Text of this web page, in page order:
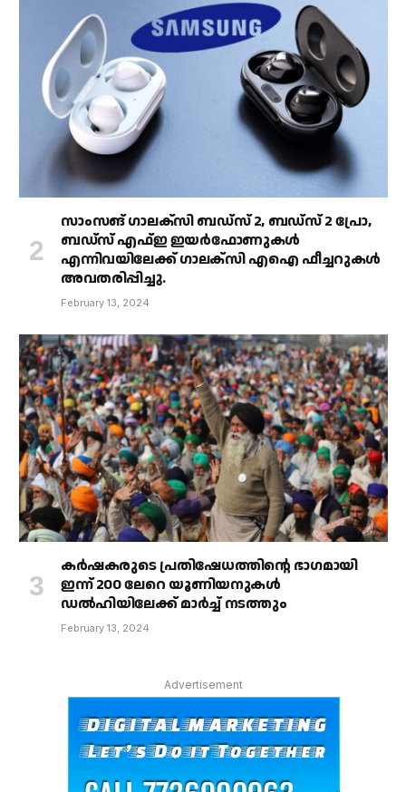
സാംസങ് ഗാലക്‌സി ബഡ്‌സ് 2, ബഡ്‌സ് 2 പ്രോ,
ബഡ്‌സ് എഫ്ഇ ഇയർഫോണുകൾ
എന്നിവയിലേക്ക് ഗാലക്‌സി എഐ ഫീച്ചറുകൾ
അവതരിപ്പിച്ചു.
February 13, 2024
കർഷകരുടെ പ്രതിഷേധത്തിൻ്റെ ഭാഗമായി
ഇന്ന് 200 ലേറെ യൂണിയനുകൾ
ഡൽഹിയിലേക്ക് മാർച്ച് നടത്തും
February 13, 2024
Advertisement